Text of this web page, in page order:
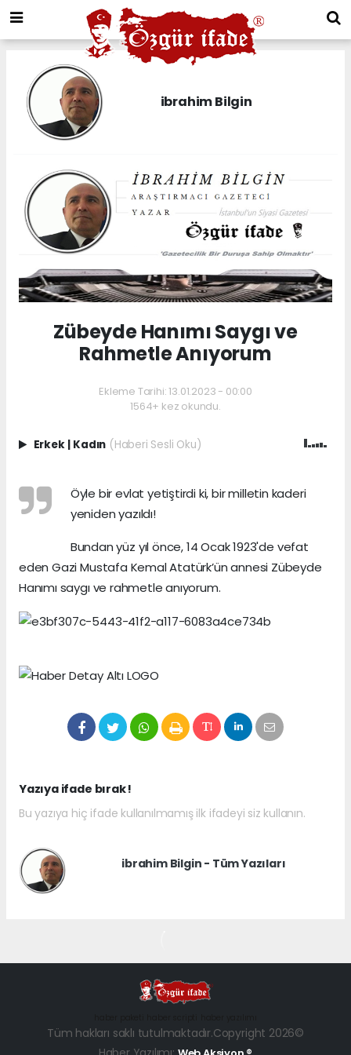
ibrahim Bilgin
Zübeyde Hanımı Saygı ve
Rahmetle Anıyorum
Ekleme Tarihi: 13.01.2023 - 00:00
1564+ kez okundu.
Erkek | Kadın (Haberi Sesli Oku)
Öyle bir evlat yetiştirdi ki, bir milletin kaderi
yeniden yazıldı!
Bundan yüz yıl önce, 14 Ocak 1923'de vefat
eden Gazi Mustafa Kemal Atatürk’ün annesi Zübeyde
Hanımı saygı ve rahmetle anıyorum.
Yazıya ifade bırak !
Bu yazıya hiç ifade kullanılmamış ilk ifadeyi siz kullanın.
ibrahim Bilgin - Tüm Yazıları
Tüm hakları saklı tutulmaktadır.Copyright 2026©